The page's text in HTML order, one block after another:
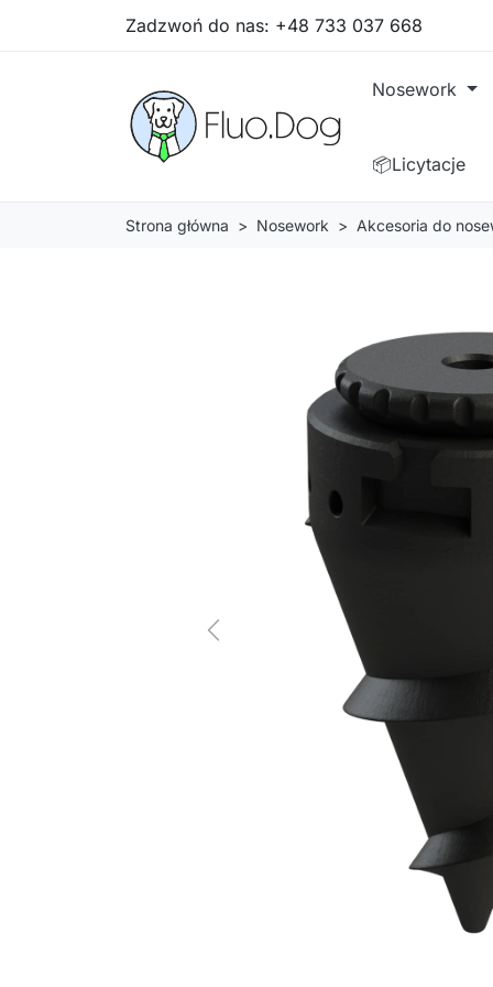
Zadzwoń do nas: +48 733 037 668
Nosework
📦Licytacje
Strona główna Nosework Akcesoria do
Previous